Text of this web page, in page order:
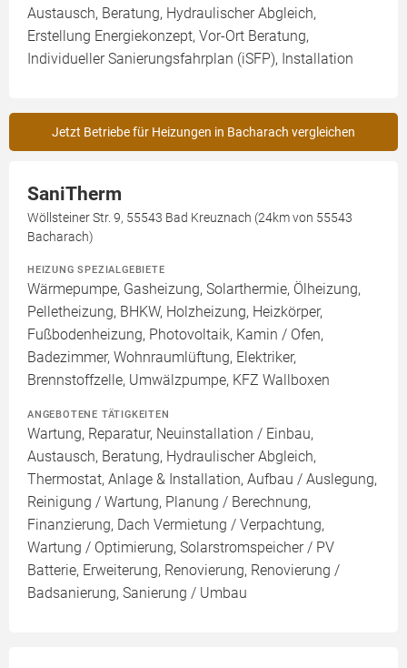
Austausch, Beratung, Hydraulischer Abgleich,
Erstellung Energiekonzept, Vor-Ort Beratung,
Individueller Sanierungsfahrplan (iSFP), Installation
Jetzt Betriebe für Heizungen in Bacharach vergleichen
SaniTherm
Wöllsteiner Str. 9, 55543 Bad Kreuznach (24km von 55543
Bacharach)
HEIZUNG SPEZIALGEBIETE
Wärmepumpe, Gasheizung, Solarthermie, Ölheizung,
Pelletheizung, BHKW, Holzheizung, Heizkörper,
Fußbodenheizung, Photovoltaik, Kamin / Ofen,
Badezimmer, Wohnraumlüftung, Elektriker,
Brennstoffzelle, Umwälzpumpe, KFZ Wallboxen
ANGEBOTENE TÄTIGKEITEN
Wartung, Reparatur, Neuinstallation / Einbau,
Austausch, Beratung, Hydraulischer Abgleich,
Thermostat, Anlage & Installation, Aufbau / Auslegung,
Reinigung / Wartung, Planung / Berechnung,
Finanzierung, Dach Vermietung / Verpachtung,
Wartung / Optimierung, Solarstromspeicher / PV
Batterie, Erweiterung, Renovierung, Renovierung /
Badsanierung, Sanierung / Umbau